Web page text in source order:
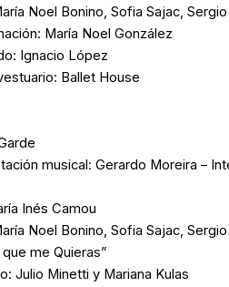
Noel Bonino, Sofia Sajac,
María Noel González
Ignacio López
Ballet House
musical: Gerardo Moreira –
Inés Camou
Noel Bonino, Sofia Sajac,
me Quieras”
Julio Minetti y Mariana Kulas